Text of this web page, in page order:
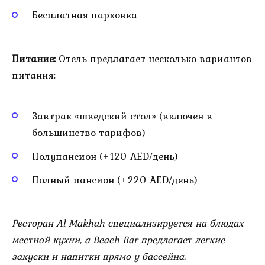
Бесплатная парковка
Питание: Отель предлагает несколько вариантов
питания:
Завтрак «шведский стол» (включен в
большинство тарифов)
Полупансион (+120 AED/день)
Полный пансион (+220 AED/день)
Ресторан Al Makhah специализируется на блюдах
местной кухни, а Beach Bar предлагает легкие
закуски и напитки прямо у бассейна.